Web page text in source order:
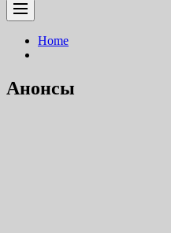
Home
Анонсы